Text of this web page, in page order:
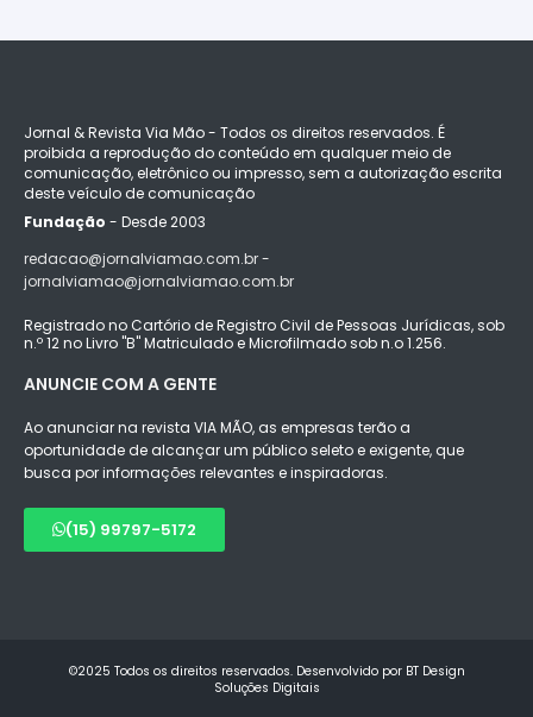
Jornal & Revista Via Mão - Todos os direitos reservados. É
proibida a reprodução do conteúdo em qualquer meio de
comunicação, eletrônico ou impresso, sem a autorização escrita
deste veículo de comunicação
Fundação - Desde 2003
redacao@jornalviamao.com.br -
jornalviamao@jornalviamao.com.br
Registrado no Cartório de Registro Civil de Pessoas Jurídicas, sob
n.º 12 no Livro "B" Matriculado e Microfilmado sob n.o 1.256.
ANUNCIE COM A GENTE
Ao anunciar na revista VIA MÃO, as empresas terão a
oportunidade de alcançar um público seleto e exigente, que
busca por informações relevantes e inspiradoras.
(15) 99797-5172
©2025 Todos os direitos reservados. Desenvolvido por BT Design
Soluções Digitais